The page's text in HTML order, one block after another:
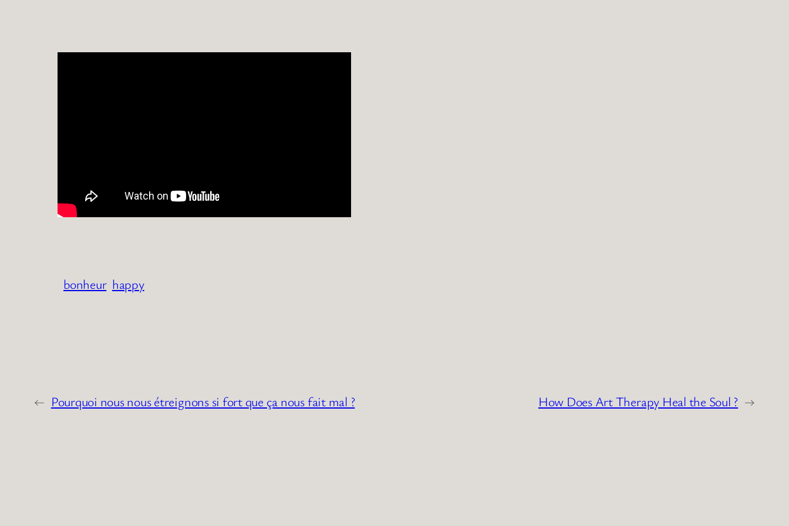
bonheur happy
← Pourquoi nous nous étreignons si fort que ça nous fait mal ? How Does Art Therapy Heal the Soul ? →